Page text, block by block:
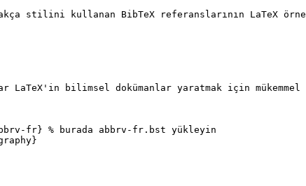
stilini kullanan BibTeX referanslarının LaTeX
LaTeX'in bilimsel dokümanlar yaratmak için
fr} % burada abbrv-fr.bst yükleyin